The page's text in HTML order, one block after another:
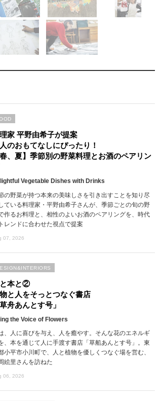
家 平野由希子が提案
のおもてなしにぴったり！
春、夏】季節別の野菜料理とお酒のペアリン
Vegetable Dishes with Drinks
の野菜が持つ本来の美味しさを引き出すことを知り尽
ている料理家・平野由希子さんが、季節ごとの旬の野
作るお料理と、相性のよいお酒のペアリングを、時代
レンドに合わせた視点で提案
07, 2026
本と②
と人をそっとつなぐ書店
草舟あんとす号」
the Voice of Flowers
、人に喜びを与え、人を癒やす。そんな花のエネルギ
、本を通じて人に手渡す書店「草船あんとす号」。東
小平市小川町で、人と植物を優しくつなぐ場を営む、
絵里さんを訪ねた
06, 2026